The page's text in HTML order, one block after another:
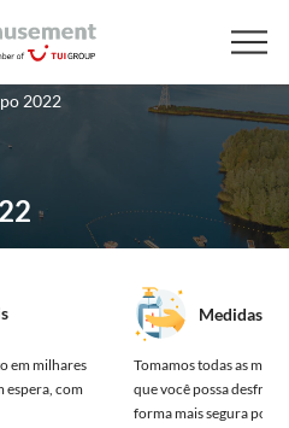
2022
em milhares
espera, com
Medidas de
Tomamos todas as
que você possa
forma mais segura